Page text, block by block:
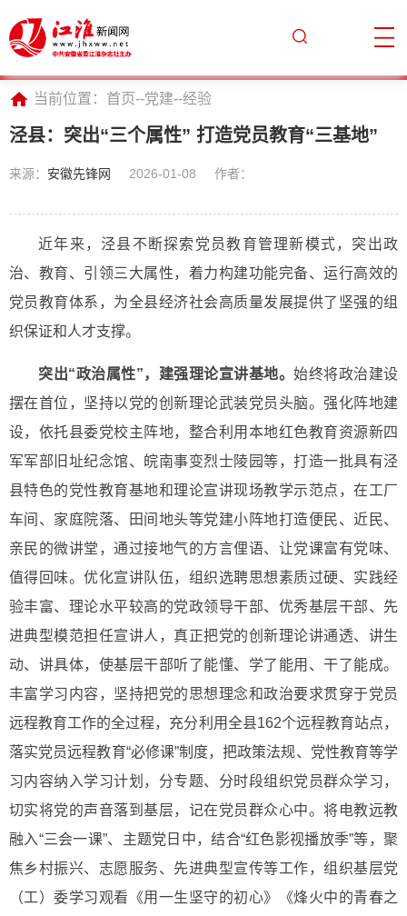
当前位置： 首页--党建--经验
泾县：突出“三个属性” 打造党员教育“三基地”
来源： 安徽先锋网 2026-01-08 作者：
近年来，泾县不断探索党员教育管理新模式，突出政
治、教育、引领三大属性，着力构建功能完备、运行高效的
党员教育体系，为全县经济社会高质量发展提供了坚强的组
织保证和人才支撑。
突出“政治属性”，建强理论宣讲基地。 始终将政治建设
摆在首位，坚持以党的创新理论武装党员头脑。强化阵地建
设，依托县委党校主阵地，整合利用本地红色教育资源新四
军军部旧址纪念馆、皖南事变烈士陵园等，打造一批具有泾
县特色的党性教育基地和理论宣讲现场教学示范点，在工厂
车间、家庭院落、田间地头等党建小阵地打造便民、近民、
亲民的微讲堂，通过接地气的方言俚语、让党课富有党味、
值得回味。优化宣讲队伍，组织选聘思想素质过硬、实践经
验丰富、理论水平较高的党政领导干部、优秀基层干部、先
进典型模范担任宣讲人，真正把党的创新理论讲通透、讲生
动、讲具体，使基层干部听了能懂、学了能用、干了能成。
丰富学习内容，坚持把党的思想理念和政治要求贯穿于党员
远程教育工作的全过程，充分利用全县162个远程教育站点，
落实党员远程教育“必修课”制度，把政策法规、党性教育等学
习内容纳入学习计划，分专题、分时段组织党员群众学习，
切实将党的声音落到基层，记在党员群众心中。将电教远教
融入“三会一课”、主题党日中，结合“红色影视播放季”等，聚
焦乡村振兴、志愿服务、先进典型宣传等工作，组织基层党
（工）委学习观看《用一生坚守的初心》《烽火中的青春之